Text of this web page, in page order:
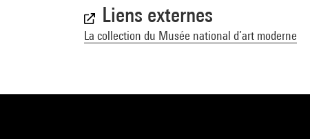
Liens externes
La collection du Musée national d’art moderne